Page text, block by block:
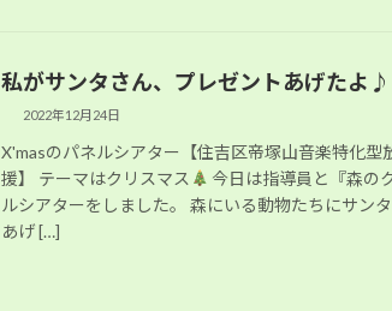
私がサンタさん、プレゼントあげたよ♪
2022年12月24日
X'masのパネルシアター【住吉区帝塚山音楽特化型
援】 テーマはクリスマス
今日は指導員と『森の
ルシアターをしました。 森にいる動物たちにサン
あげ […]